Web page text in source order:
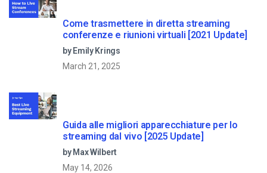
Come trasmettere in diretta streaming
conferenze e riunioni virtuali [2021 Update]
by Emily Krings
March 21, 2025
Guida alle migliori apparecchiature per lo
streaming dal vivo [2025 Update]
by Max Wilbert
May 14, 2026